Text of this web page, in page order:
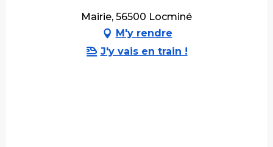
Mairie, 56500 Locminé
M'y rendre
J'y vais en train !